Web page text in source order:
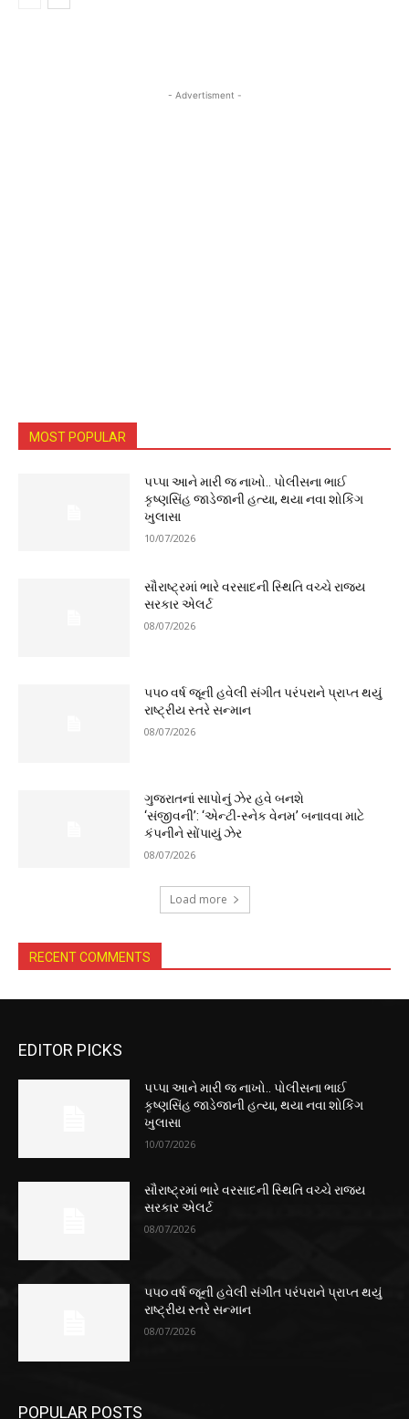
- Advertisment -
MOST POPULAR
પપ્પા આને મારી જ નાખો.. પોલીસના ભાઈ
કૃષ્ણસિંહ જાડેજાની હત્યા, થયા નવા શોકિંગ
ખુલાસા
10/07/2026
સૌરાષ્ટ્રમાં ભારે વરસાદની સ્થિતિ વચ્ચે રાજ્ય
સરકાર એલર્ટ
08/07/2026
૫૫૦ વર્ષ જૂની હવેલી સંગીત પરંપરાને પ્રાપ્ત થયું
રાષ્ટ્રીય સ્તરે સન્માન
08/07/2026
ગુજરાતનાં સાપોનું ઝેર હવે બનશે
‘સંજીવની’: ‘એન્ટી-સ્નેક વેનમ’ બનાવવા માટે
કંપનીને સોંપાયું ઝેર
08/07/2026
Load more
RECENT COMMENTS
EDITOR PICKS
પપ્પા આને મારી જ નાખો.. પોલીસના ભાઈ
કૃષ્ણસિંહ જાડેજાની હત્યા, થયા નવા શોકિંગ
ખુલાસા
10/07/2026
સૌરાષ્ટ્રમાં ભારે વરસાદની સ્થિતિ વચ્ચે રાજ્ય
સરકાર એલર્ટ
08/07/2026
૫૫૦ વર્ષ જૂની હવેલી સંગીત પરંપરાને પ્રાપ્ત થયું
રાષ્ટ્રીય સ્તરે સન્માન
08/07/2026
POPULAR POSTS